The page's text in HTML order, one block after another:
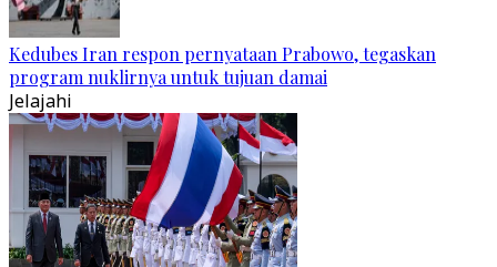
Kedubes Iran respon pernyataan Prabowo, tegaskan
program nuklirnya untuk tujuan damai
Jelajahi